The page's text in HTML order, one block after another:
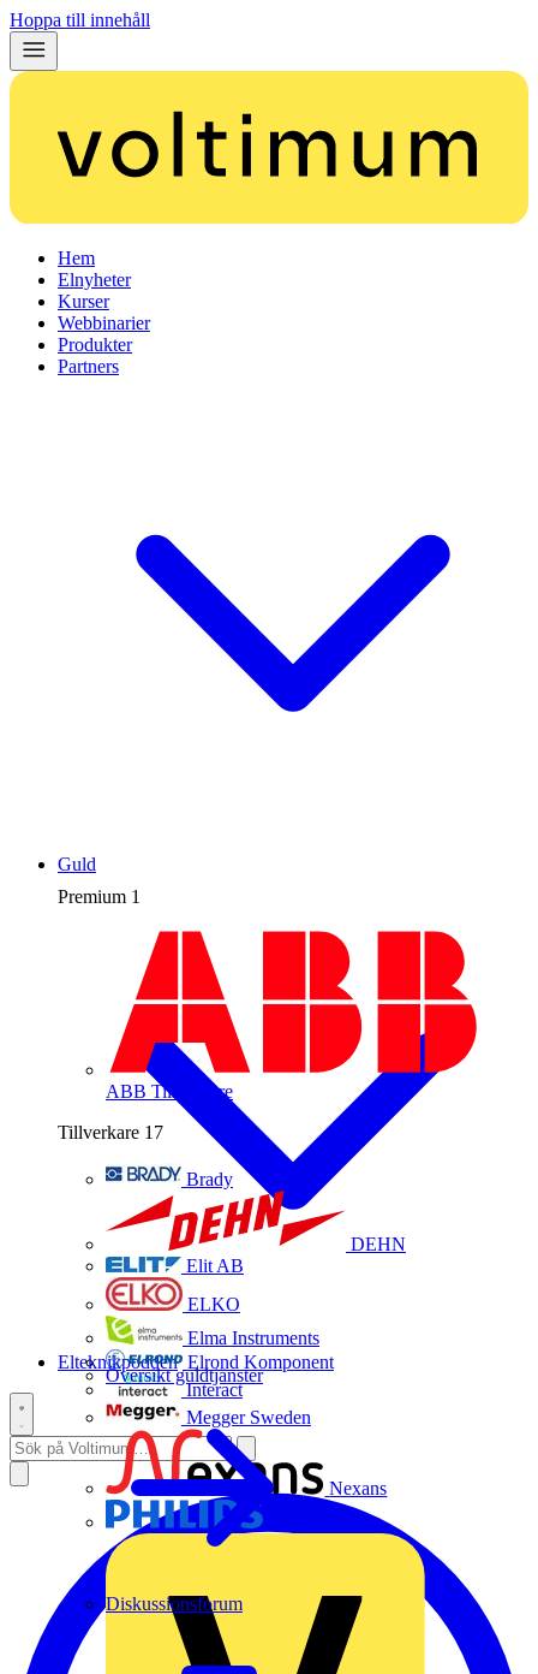
Hoppa till innehåll
Hem
Elnyheter
Kurser
Webbinarier
Produkter
Partners
Premium 1
ABB Tillverkare
Tillverkare 17
Brady
DEHN
Elit AB
ELKO
Elma Instruments
Elrond Komponent
Interact
Megger Sweden
Nexans
Guld
Översikt guldtjänster
Diskussionsforum
Elteknikpodden